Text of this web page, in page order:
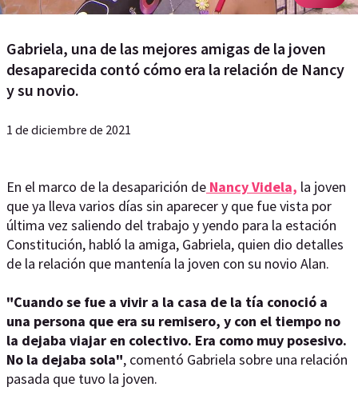
Gabriela, una de las mejores amigas de la joven
desaparecida contó cómo era la relación de Nancy
y su novio.
1 de diciembre de 2021
En el marco de la desaparición de Nancy Videla, la joven
que ya lleva varios días sin aparecer y que fue vista por
última vez saliendo del trabajo y yendo para la estación
Constitución, habló la amiga, Gabriela, quien dio detalles
de la relación que mantenía la joven con su novio Alan.
"Cuando se fue a vivir a la casa de la tía conoció a
una persona que era su remisero, y con el tiempo no
la dejaba viajar en colectivo. Era como muy posesivo.
No la dejaba sola", comentó Gabriela sobre una relación
pasada que tuvo la joven.